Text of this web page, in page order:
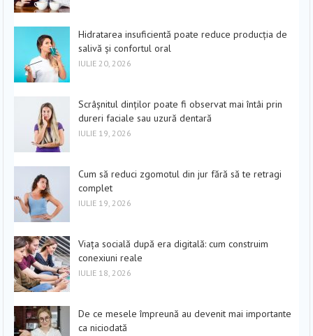
Hidratarea insuficientă poate reduce producția de
salivă și confortul oral
IULIE 20, 2026
Scrâșnitul dinților poate fi observat mai întâi prin
dureri faciale sau uzură dentară
IULIE 19, 2026
Cum să reduci zgomotul din jur fără să te retragi
complet
IULIE 19, 2026
Viața socială după era digitală: cum construim
conexiuni reale
IULIE 18, 2026
De ce mesele împreună au devenit mai importante
ca niciodată